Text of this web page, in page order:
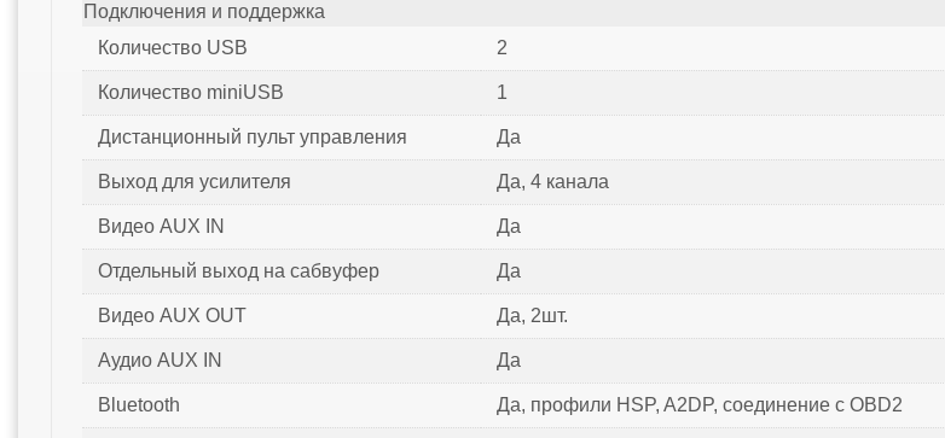
Подключения и поддержка
Количество USB
2
Количество miniUSB 1
Дистанционный пульт управления Да
Выход для усилителя Да, 4 канала
Видео AUX IN Да
Отдельный выход на сабвуфер Да
Видео AUX OUT Да, 2шт.
Аудио AUX IN Да
Bluetooth Да, профили HSP, A2DP, соединение с OBD2